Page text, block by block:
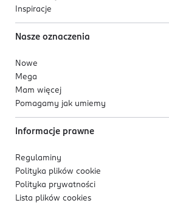
Inspiracje
Nasze oznaczenia
Nowe
Mega
Mam więcej
Pomagamy jak umiemy
Informacje prawne
Regulaminy
Polityka plików cookie
Polityka prywatności
Lista plików cookies